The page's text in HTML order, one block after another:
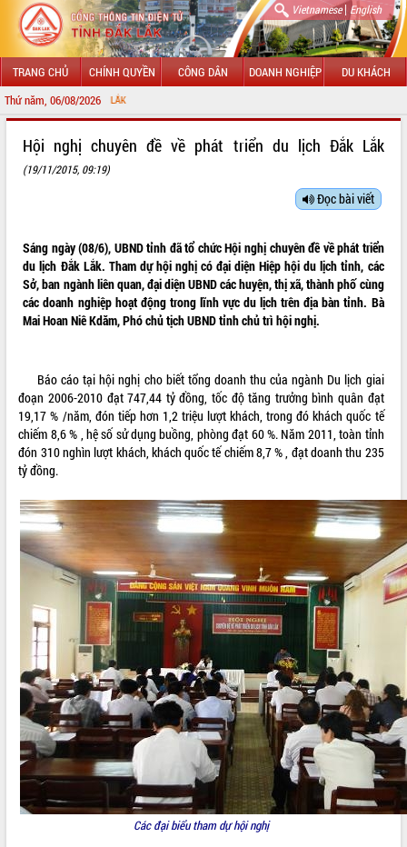
Vietnamese| English
TRANG CHỦ CHÍNH QUYỀN CÔNG DÂN DOANH NGHIỆP DU KHÁCH
Thứ năm, 06/08/2026
LÃNH ĐẠO UBND TỈNH
SỞ, BAN, NGÀNH
UBND CÁC XÃ, PHƯỜNG
THÔNG TIN CHỈ ĐẠO ĐIỀU HÀNH
VĂN BẢN HĐND TỈNH
ĐIỂM TIN VĂN BẢN
QUY HOẠCH - KẾ HOẠCH
Hội nghị chuyên đề về phát triển du lịch Đắk Lắk
(19/11/2015, 09:19)
Đọc bài viết
Sáng ngày (08/6), UBND tỉnh đã tổ chức Hội nghị chuyên đề về phát triển
du lịch Đắk Lắk. Tham dự hội nghị có đại diện Hiệp hội du lịch tỉnh, các
Sở, ban ngành liên quan, đại diện UBND các huyện, thị xã, thành phố cùng
các doanh nghiệp hoạt động trong lĩnh vực du lịch trên địa bàn tỉnh. Bà
Mai Hoan Niê Kdăm, Phó chủ tịch UBND tỉnh chủ trì hội nghị.
Báo cáo tại hội nghị cho biết tổng doanh thu của ngành Du lịch giai
đoạn 2006-2010 đạt 747,44 tỷ đồng, tốc độ tăng trưởng bình quân đạt
19,17 % /năm, đón tiếp hơn 1,2 triệu lượt khách, trong đó khách quốc tế
chiếm 8,6 % , hệ số sử dụng buồng, phòng đạt 60 %. Năm 2011, toàn tỉnh
đón 310 nghìn lượt khách, khách quốc tế chiếm 8,7 % , đạt doanh thu 235
tỷ đồng.
Các đại biểu tham dự hội nghị